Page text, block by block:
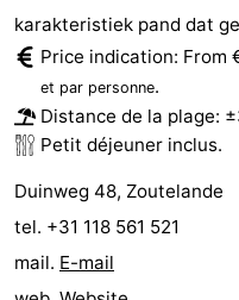
karakteristiek pand dat
Price indication: From
et par personne.
Distance de la plage:
Petit déjeuner inclus.
Duinweg 48, Zoutelande
tel. +31 118 561 521
mail. E-mail